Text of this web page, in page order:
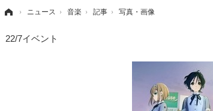
› ニュース › 音楽 › 記事 › 写真・画像
22/7イベント